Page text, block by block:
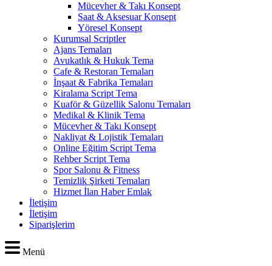
Mücevher & Takı Konsept
Saat & Aksesuar Konsept
Yöresel Konsept
Kurumsal Scriptler
Ajans Temaları
Avukatlık & Hukuk Tema
Cafe & Restoran Temaları
İnşaat & Fabrika Temaları
Kiralama Script Tema
Kuaför & Güzellik Salonu Temaları
Medikal & Klinik Tema
Mücevher & Takı Konsept
Nakliyat & Lojistik Temaları
Online Eğitim Script Tema
Rehber Script Tema
Spor Salonu & Fitness
Temizlik Şirketi Temaları
Hizmet İlan Haber Emlak
İletişim
İletişim
Siparişlerim
Menü